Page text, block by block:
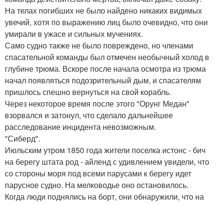
На телах погибших не было найдено никаких видимых
увечий, хотя по выражению лиц было очевидно, что они
умирали в ужасе и сильных мучениях.
Само судно также не было повреждено, но членами
спасательной команды был отмечен необычный холод в
глубине трюма. Вскоре после начала осмотра из трюма
начал появляться подозрительный дым, и спасателям
пришлось спешно вернуться на свой корабль.
Через некоторое время после этого "Орунг Медан"
взорвался и затонул, что сделало дальнейшее
расследование инцидента невозможным.
"Сиберд".
Июльским утром 1850 года жители поселка истонс - бич
на берегу штата род - айленд с удивлением увидели, что
со стороны моря под всеми парусами к берегу идет
парусное судно. На мелководье оно остановилось.
Когда люди поднялись на борт, они обнаружили, что на